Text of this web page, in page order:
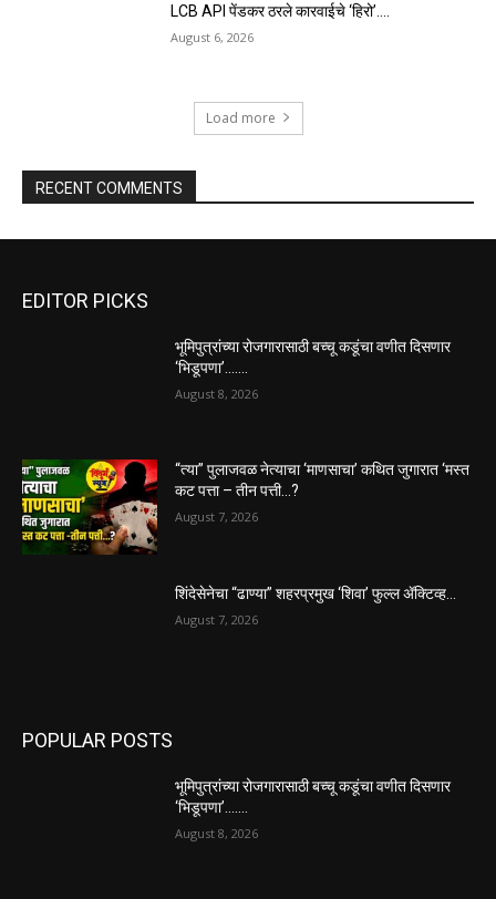
LCB API पेंडकर ठरले कारवाईचे ‘हिरो’….
August 6, 2026
Load more
RECENT COMMENTS
EDITOR PICKS
भूमिपुत्रांच्या रोजगारासाठी बच्चू कडूंचा वणीत दिसणार
‘भिडूपणा’…….
August 8, 2026
“त्या” पुलाजवळ नेत्याचा ‘माणसाचा’ कथित जुगारात ‘मस्त
कट पत्ता – तीन पत्ती…?
August 7, 2026
शिंदेसेनेचा “ढाण्या” शहरप्रमुख ‘शिवा’ फुल्ल ॲक्टिव्ह…
August 7, 2026
POPULAR POSTS
भूमिपुत्रांच्या रोजगारासाठी बच्चू कडूंचा वणीत दिसणार
‘भिडूपणा’…….
August 8, 2026